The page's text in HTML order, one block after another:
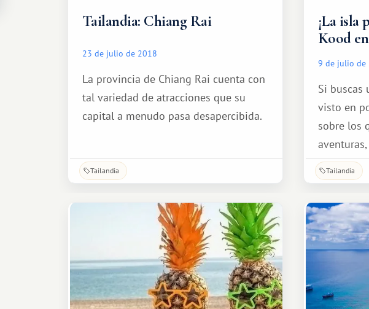
Tailandia: Chiang Rai
23 de julio de 2018
La provincia de Chiang Rai cuenta con
tal variedad de atracciones que su
capital a menudo pasa desapercibida.
Tailandia
¡La isla
Kood
9 de julio de
Si buscas
visto en
sobre los
Tailandia